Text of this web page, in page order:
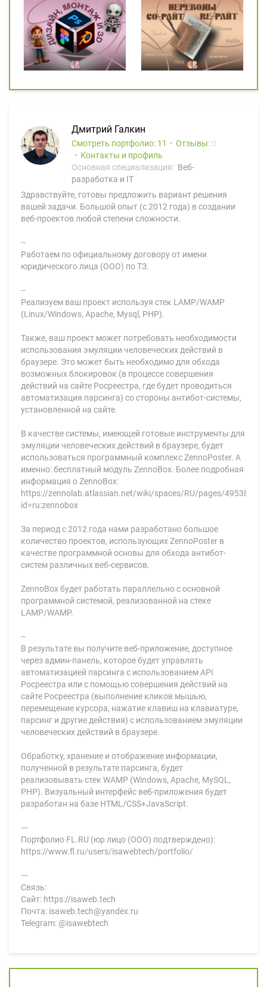
Дмитрий Галкин
Смотреть портфолио: 11 Отзывы: 0
Контакты и профиль
Основная специализация: Веб-
разработка и IT
Здравствуйте, готовы предложить вариант решения
вашей задачи. Большой опыт (с 2012 года) в создании
веб-проектов любой степени сложности.
--
Работаем по официальному договору от имени
юридического лица (ООО) по ТЗ.
--
Реализуем ваш проект используя стек LAMP/WAMP
(Linux/Windows, Apache, Mysql, PHP).
Также, ваш проект может потребовать необходимости
использования эмуляции человеческих действий в
браузере. Это может быть необходимо для обхода
возможных блокировок (в процессе совершения
действий на сайте Росреестра, где будет проводиться
автоматизация парсинга) со стороны антибот-системы,
установленной на сайте.
В качестве системы, имеющей готовые инструменты для
эмуляции человеческих действий в браузере, будет
использоваться программный комплекс ZennoPoster. А
именно: бесплатный модуль ZennoBox. Более подробная
информация о ZennoBox:
https://zennolab.atlassian.net/wiki/spaces/RU/pages/
id=ru:zennobox
За период с 2012 года нами разработано большое
количество проектов, использующих ZennoPoster в
качестве программной основы для обхода антибот-
систем различных веб-сервисов.
ZennoBox будет работать параллельно с основной
программной системой, реализованной на стеке
LAMP/WAMP.
--
В результате вы получите веб-приложение, доступное
через админ-панель, которое будет управлять
автоматизацией парсинга с использованием API
Росреестра или с помощью совершения действий на
сайте Росреестра (выполнение кликов мышью,
перемещение курсора, нажатие клавиш на клавиатуре,
парсинг и другие действия) с использованием эмуляции
человеческих действий в браузере.
Обработку, хранение и отображение информации,
полученной в результате парсинга, будет
реализовывать стек WAMP (Windows, Apache, MySQL,
PHP). Визуальный интерфейс веб-приложения будет
разработан на базе HTML/CSS+JavaScript.
---
Портфолио FL.RU (юр лицо (ООО) подтверждено):
https://www.fl.ru/users/isawebtech/portfolio/
---
Связь:
Сайт: https://isaweb.tech
Почта: isaweb.tech@yandex.ru
Telegram: @isawebtech